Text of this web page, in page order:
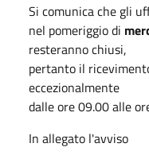
Si comunica che gli
nel pomeriggio di
resteranno chiusi,
pertanto il
eccezionalmente
dalle ore 09.00 alle
In allegato l'avviso